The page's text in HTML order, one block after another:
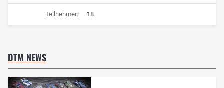
Teilnehmer: 18
DTM NEWS